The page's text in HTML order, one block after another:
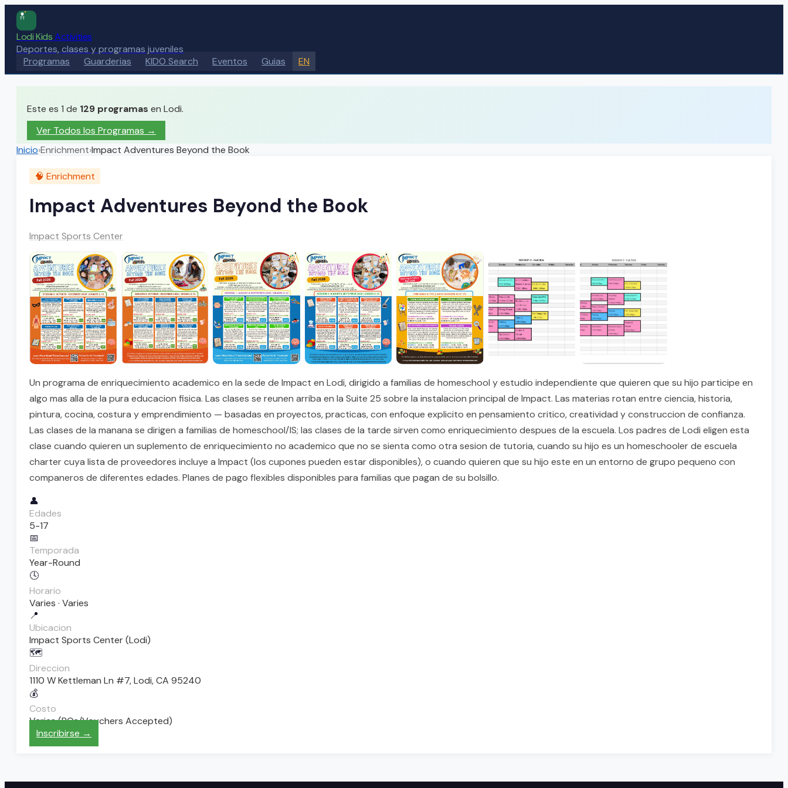
Lodi KidsActivities
Deportes, clases y programas juveniles
Programas
Guarderias KIDO Search Eventos Guias EN
Este es 1 de 129 programas en Lodi.
Ver Todos los Programas →
Inicio›Enrichment›Impact Adventures Beyond the Book
🧠 Enrichment
Impact Adventures Beyond the Book
Impact Sports Center
Un programa de enriquecimiento academico en la sede de Impact en Lodi, dirigido a familias de homeschool y estudio independiente que quieren que su hijo participe en
algo mas alla de la pura educacion fisica. Las clases se reunen arriba en la Suite 25 sobre la instalacion principal de Impact. Las materias rotan entre ciencia, historia,
pintura, cocina, costura y emprendimiento — basadas en proyectos, practicas, con enfoque explicito en pensamiento critico, creatividad y construccion de confianza.
Las clases de la manana se dirigen a familias de homeschool/IS; las clases de la tarde sirven como enriquecimiento despues de la escuela. Los padres de Lodi eligen esta
clase cuando quieren un suplemento de enriquecimiento no academico que no se sienta como otra sesion de tutoria, cuando su hijo es un homeschooler de escuela
charter cuya lista de proveedores incluye a Impact (los cupones pueden estar disponibles), o cuando quieren que su hijo este en un entorno de grupo pequeno con
companeros de diferentes edades. Planes de pago flexibles disponibles para familias que pagan de su bolsillo.
👤
Edades
5-17
📅
Temporada
Year-Round
🕓
Horario
Varies · Varies
📍
Ubicacion
Impact Sports Center (Lodi)
🗺️
Direccion
1110 W Kettleman Ln #7, Lodi, CA 95240
💰
Costo
Varies (POs/Vouchers Accepted)
Inscribirse →